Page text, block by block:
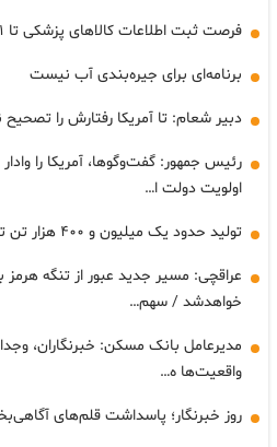
فرصت ثبت اطلاعات کالاهای پزشکی تا ۳۱ مرداد
برنامه‌ای برای جیره‌بندی آب نیست
دبیر شعام: تا آمریکا رفتارش را
رئیس جمهور: گفت‌وگوها، آمریکا را
اولویت دولت ا…
تولید حدود یک میلیون و ۴۰۰ هزار تن تخم‌مرغ در کشور
عراقچی: مسیر جدید عبور از تنگه
خواهدشد / سهم…
مدیرعامل بانک مسکن: خبرنگاران،
واقعیت‌ها ه…
روز خبرنگار؛ پاسداشت قلم‌های